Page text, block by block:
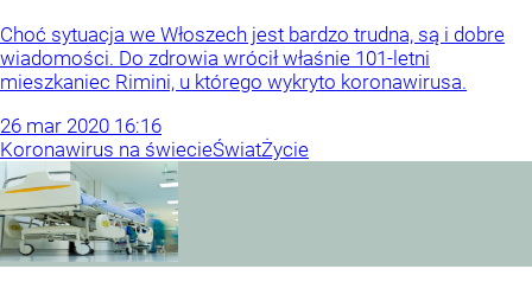
Choć sytuacja we Włoszech jest bardzo trudna, są i dobre
wiadomości. Do zdrowia wrócił właśnie 101-letni
mieszkaniec Rimini, u którego wykryto koronawirusa.
26 mar 2020 16:16
Koronawirus na świecieŚwiatŻycie